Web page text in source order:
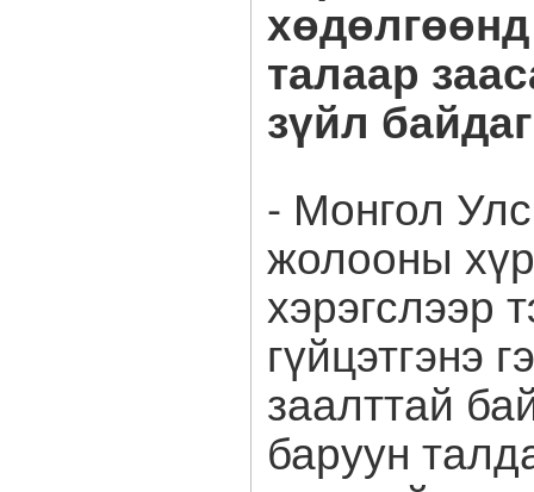
талаар
зүйл
- Монгол
жолооны
хэрэгслээр
гүйцэтгэнэ
заалттай
баруун